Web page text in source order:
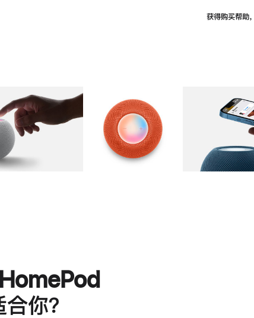
获得购买帮助，
图库 图像 图库 图像
你？